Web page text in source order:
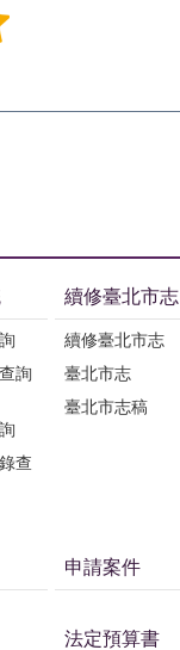
詢
查
續修臺北市志
續修臺北市志
臺北市志
臺北市志稿
申請案件
法定預算書